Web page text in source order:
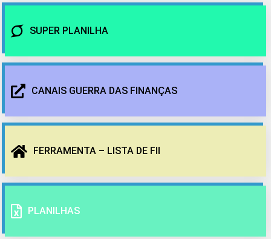
SUPER PLANILHA
CANAIS GUERRA DAS FINANÇAS
FERRAMENTA – LISTA DE FII
PLANILHAS